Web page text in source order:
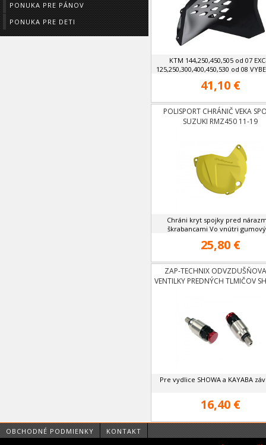
PONUKA PRE PÁNOV
PONUKA PRE DETI
KTM 144,250,450,505 od 07
125,250,300,400,450,530 od 08
41,10 €
POLISPORT CHRÁNIČ VEKA
SUZUKI RMZ450 11-19
Chráni kryt spojky pred
škrabancami Vo vnútri
25,80 €
ZAP-TECHNIX
VENTILKY PREDNÝCH TLMIČOV
Pre vydlice SHOWA a KAYABA
16,40 €
OBCHODNÉ PODMIENKY KONTAKT